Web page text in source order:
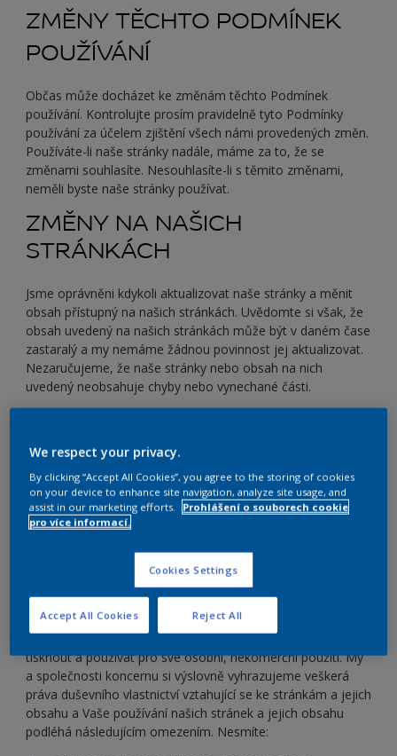
ZMĚNY TĚCHTO PODMÍNEK
POUŽÍVÁNÍ
Občas může docházet ke změnám těchto Podmínek
používání. Kontrolujte prosím pravidelně tyto Podmínky
používání za účelem zjištění všech námi provedených změn.
Používáte-li naše stránky nadále, máme za to, že se
změnami souhlasíte. Nesouhlasíte-li s těmito změnami,
neměli byste naše stránky používat.
ZMĚNY NA NAŠICH
STRÁNKÁCH
Jsme oprávněni kdykoli aktualizovat naše stránky a měnit
obsah přístupný na našich stránkách. Uvědomte si však, že
obsah uvedený na našich stránkách může být v daném čase
zastaralý a my nemáme žádnou povinnost jej aktualizovat.
Nezaručujeme, že naše stránky nebo obsah na nich
uvedený neobsahuje chyby nebo vynechané části.
VLASTNICTVÍ
Tam, kde není výslovně uvedeno, my nebo společnosti
koncernu vlastní veškerá práva duševního vlastnictví ke
stránkám a materiálu na nich zveřejněném (včetně, ale
nikoli výhradně textu, obrázků, video, html kódů a tlačítek)
(dále jen “obsah”). Tato práva zahrnují, ale nejsou omezena
na všechna autorská práva, práva k databázi, obchodní
jména a ochranné známky.
Webové stránky a jejich obsah můžete pouze prohlížet,
tisknout a používat pro své osobní, nekomerční použití. My
a společnosti koncernu si výslovně vyhrazujeme veškerá
práva duševního vlastnictví vztahující se ke stránkám a jejich
obsahu a Vaše používání našich stránek a jejich obsahu
podléhá následujícím omezením. Nesmíte:
We respect your privacy.
By clicking “Accept All Cookies”, you agree to the storing of cookies
on your device to enhance site navigation, analyze site usage, and
assist in our marketing efforts.
Prohlášení o souborech cookie
pro více informací.
Cookies Settings
Reject All
Accept All Cookies